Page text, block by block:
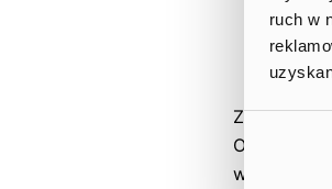
ruch w
mln
– 2,0
Zarząd
w czasie,